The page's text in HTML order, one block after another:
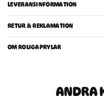
LEVERANSINFORMATION
RETUR & REKLAMATION
OM ROLIGAPRYLAR
ANDRA